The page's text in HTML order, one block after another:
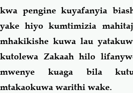
kwa pengine kuyafanyia
yake hiyo kumtimizia
mhakikishe kuwa lau
kutolewa Zakaahhilo
mwenye kuaga bila
mtakaokuwa warithi wake.